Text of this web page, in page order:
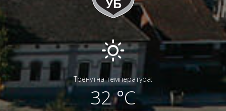
Тренутна температура:
32 °C